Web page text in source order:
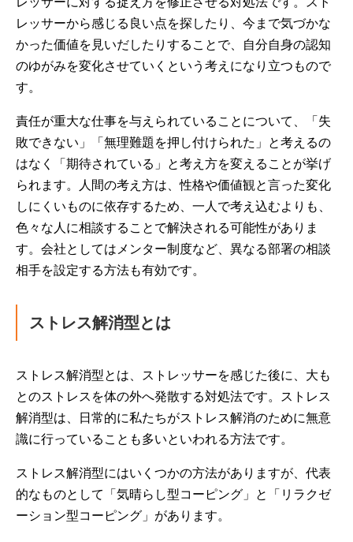
レッサーから感じる良い点を探したり、今まで気づかな
かった価値を見いだしたりすることで、自分自身の認知
のゆがみを変化させていくという考えになり立つもので
す。
責任が重大な仕事を与えられていることについて、「失
敗できない」「無理難題を押し付けられた」と考えるの
はなく「期待されている」と考え方を変えることが挙げ
られます。人間の考え方は、性格や価値観と言った変化
しにくいものに依存するため、一人で考え込むよりも、
色々な人に相談することで解決される可能性がありま
す。会社としてはメンター制度など、異なる部署の相談
相手を設定する方法も有効です。
ストレス解消型とは
ストレス解消型とは、ストレッサーを感じた後に、大も
とのストレスを体の外へ発散する対処法です。ストレス
解消型は、日常的に私たちがストレス解消のために無意
識に行っていることも多いといわれる方法です。
ストレス解消型にはいくつかの方法がありますが、代表
的なものとして「気晴らし型コーピング」と「リラクゼ
ーション型コーピング」があります。